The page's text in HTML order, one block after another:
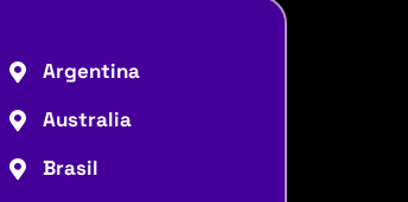
Argentina
Australia
Brasil